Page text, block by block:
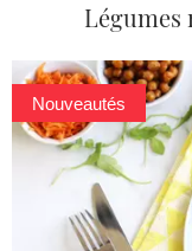
Légumes
Nouveautés